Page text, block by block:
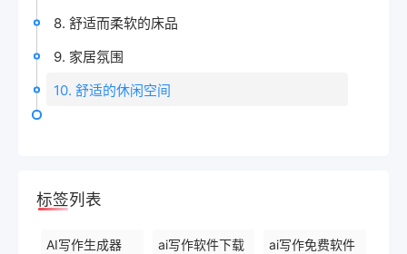
8. 舒适而柔软的床品
9. 家居氛围
10. 舒适的休闲空间
标签列表
AI写作生成器 ai写作软件下载 ai写作免费软件